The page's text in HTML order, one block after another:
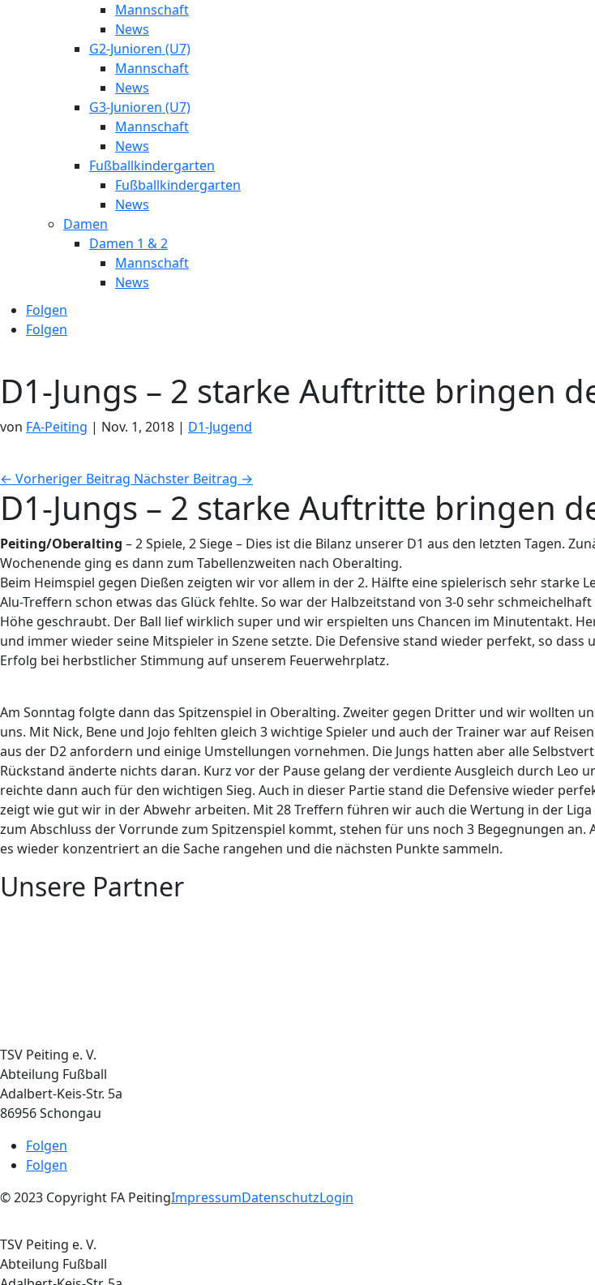
Mannschaft
News
G2-Junioren (U7)
Mannschaft
News
G3-Junioren (U7)
Mannschaft
News
Fußballkindergarten
Fußballkindergarten
News
Damen
Damen 1 & 2
Mannschaft
News
Folgen
Folgen
D1-Jungs – 2 starke Auftritte bringen
von FA-Peiting | Nov. 1, 2018 | D1-Jugend
← Vorheriger Beitrag Nächster Beitrag →
D1-Jungs – 2 starke Auftritte bringen
Peiting/Oberalting – 2 Spiele, 2 Siege – Dies ist die Bilanz unserer D1 aus den letzten Tagen.
Wochenende ging es dann zum Tabellenzweiten nach Oberalting.
Beim Heimspiel gegen Dießen zeigten wir vor allem in der 2. Hälfte eine spielerisch sehr starke
Alu-Treffern schon etwas das Glück fehlte. So war der Halbzeitstand von 3-0 sehr
Höhe geschraubt. Der Ball lief wirklich super und wir erspielten uns Chancen im Minutentakt.
und immer wieder seine Mitspieler in Szene setzte. Die Defensive stand wieder perfekt, so
Erfolg bei herbstlicher Stimmung auf unserem Feuerwehrplatz.
Am Sonntag folgte dann das Spitzenspiel in Oberalting. Zweiter gegen Dritter und wir wollten
uns. Mit Nick, Bene und Jojo fehlten gleich 3 wichtige Spieler und auch der Trainer war auf
aus der D2 anfordern und einige Umstellungen vornehmen. Die Jungs hatten aber alle
Rückstand änderte nichts daran. Kurz vor der Pause gelang der verdiente Ausgleich durch Leo
reichte dann auch für den wichtigen Sieg. Auch in dieser Partie stand die Defensive wieder
zeigt wie gut wir in der Abwehr arbeiten. Mit 28 Treffern führen wir auch die Wertung in der
zum Abschluss der Vorrunde zum Spitzenspiel kommt, stehen für uns noch 3 Begegnungen
es wieder konzentriert an die Sache rangehen und die nächsten Punkte sammeln.
Unsere Partner
TSV Peiting e. V.
Abteilung Fußball
Adalbert-Keis-Str. 5a
86956 Schongau
Folgen
Folgen
© 2023 Copyright FA PeitingImpressumDatenschutzLogin
TSV Peiting e. V.
Abteilung Fußball